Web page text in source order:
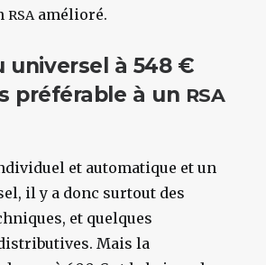
RSAamélioré.
universel à 548 €
préférable à un RSA
et automatique et un
il y a donc surtout des
et quelques
Mais la